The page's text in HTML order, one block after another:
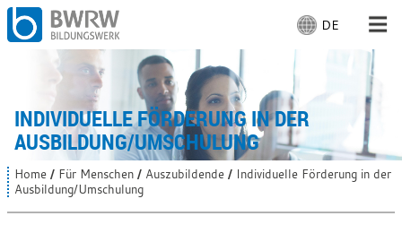
S
p
r
a
c
h
e
a
s
DE
INDIVIDUELLE FÖRDERUNG IN DER
AUSBILDUNG/UMSCHULUNG
Für Menschen
Für Unternehmen
Von uns
S
i
e
Home Für Menschen Auszubildende Individuelle Förderung in der
Ausbildung/Umschulung